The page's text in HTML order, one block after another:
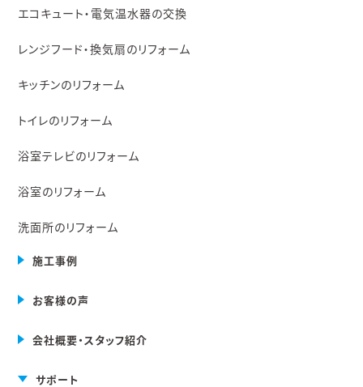
エコキュート・電気温水器の交換
レンジフード・換気扇のリフォーム
キッチンのリフォーム
トイレのリフォーム
浴室テレビのリフォーム
浴室のリフォーム
洗面所のリフォーム
施工事例
お客様の声
会社概要・スタッフ紹介
サポート